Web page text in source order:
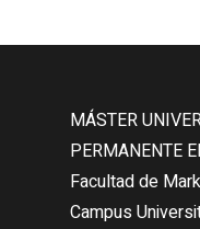
MÁSTER
PERMANENTE
Facultad de
Campus